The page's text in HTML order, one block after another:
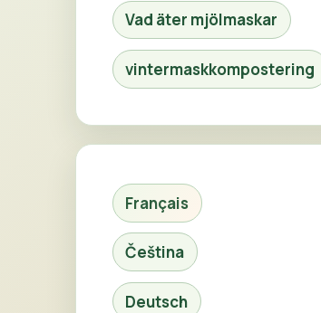
Vad äter mjölmaskar
vintermaskkompostering
Français
Čeština
Deutsch